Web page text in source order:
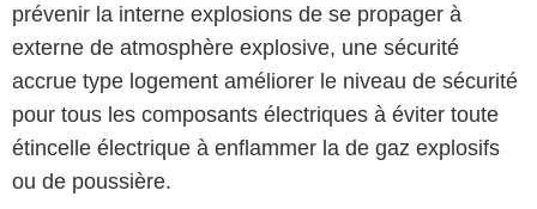
prévenir la interne explosions de se propager à
externe de atmosphère explosive, une sécurité
accrue type logement améliorer le niveau de sécurité
pour tous les composants électriques à éviter toute
étincelle électrique à enflammer la de gaz explosifs
ou de poussière.